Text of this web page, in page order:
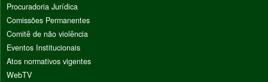
Procuradoria Jurídica
Comissões Permanentes
Comitê de não violência
Eventos Institucionais
Atos normativos vigentes
WebTV